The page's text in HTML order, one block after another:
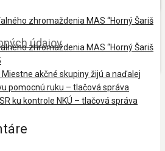
údajov
zhromaždenia MAS “Horný Šariš
zhromaždenia MAS “Horný Šariš
Miestne akčné skupiny žijú a naďalej
pomocnú ruku – tlačová správa
ku kontrole NKÚ – tlačová správa